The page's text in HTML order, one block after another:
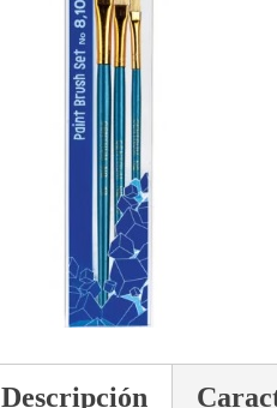
Descripción